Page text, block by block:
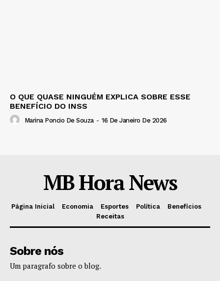
O QUE QUASE NINGUÉM EXPLICA SOBRE ESSE
BENEFÍCIO DO INSS
Marina Poncio De Souza - 16 De Janeiro De 2026
MB Hora News
Página Inicial Economia Esportes Política
Benefícios
Receitas
Sobre nós
Um paragrafo sobre o blog.